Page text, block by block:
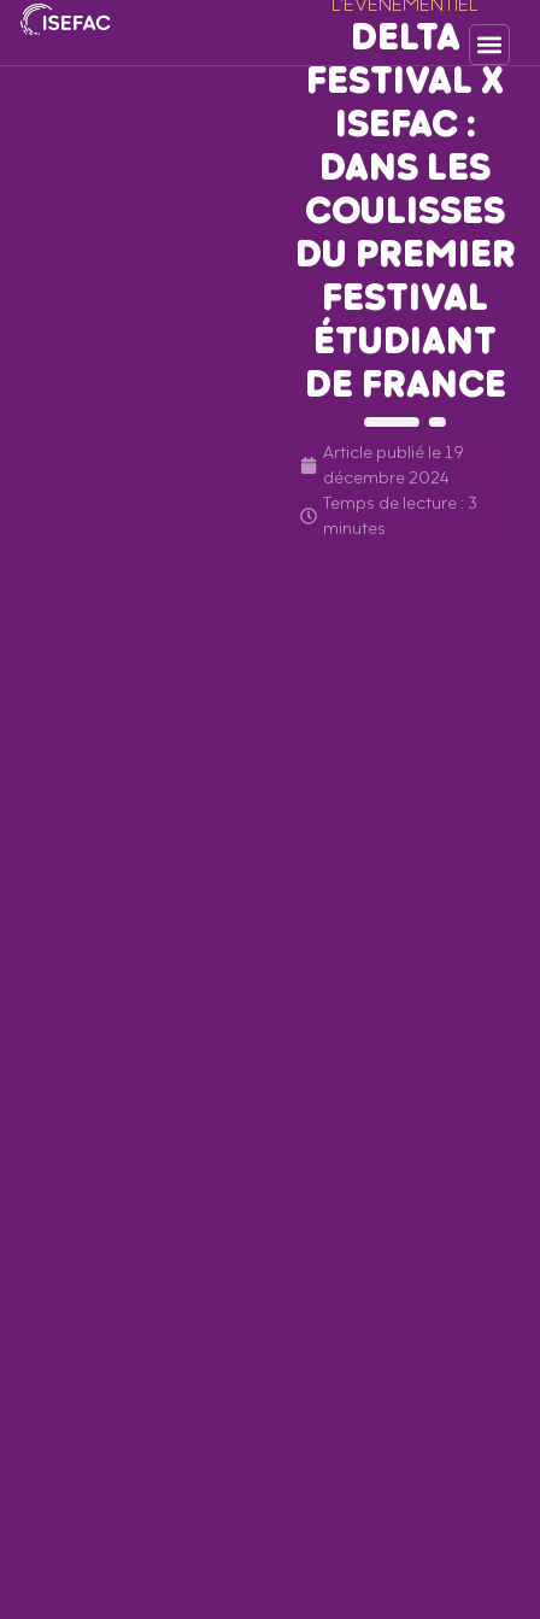
DELTA
FESTIVAL X
ISEFAC :
DANS LES
COULISSES
DU PREMIER
FESTIVAL
ÉTUDIANT
DE FRANCE
Article publié le 19
décembre 2024
Temps de lecture : 3
minutes